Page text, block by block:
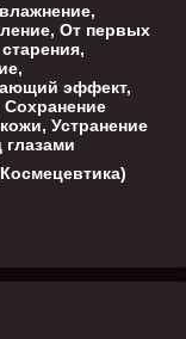
От первых
эффект,
Сохранение
Устранение
глазами